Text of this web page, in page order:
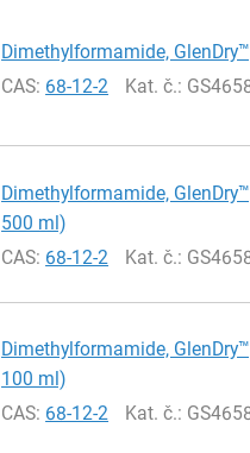
Dimethylformamide,
CAS: 68-12-2 Kat. č.:
Dimethylformamide,
500 ml)
CAS: 68-12-2 Kat. č.:
Dimethylformamide,
100 ml)
CAS: 68-12-2 Kat. č.: